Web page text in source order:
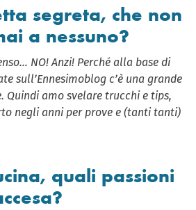
segreta, che non
a nessuno?
NO! Anzi! Perché alla base di
sull’Ennesimoblog c’è una grande
Quindi amo svelare trucchi e tips,
negli anni per prove e (tanti tanti)
quali passioni